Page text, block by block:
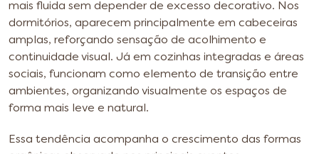
mais fluida sem depender de excesso decorativo. Nos
dormitórios, aparecem principalmente em cabeceiras
amplas, reforçando sensação de acolhimento e
continuidade visual. Já em cozinhas integradas e áreas
sociais, funcionam como elemento de transição entre
ambientes, organizando visualmente os espaços de
forma mais leve e natural.
Essa tendência acompanha o crescimento das formas